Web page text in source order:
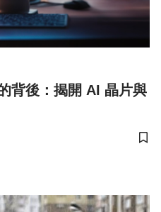
背後：揭開 AI 晶片與
儲